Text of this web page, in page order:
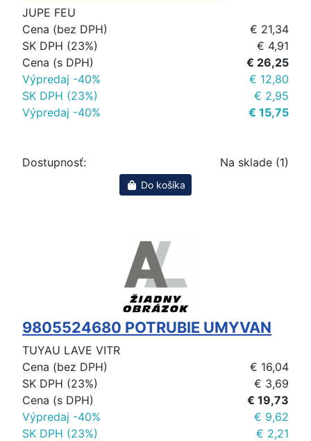
JUPE FEU
Cena (bez DPH)
€ 21,34
SK DPH (23%)
€ 4,91
Cena (s DPH)
€ 26,25
Výpredaj -40%
€ 12,80
SK DPH (23%)
€ 2,95
Výpredaj -40%
€ 15,75
Dostupnosť: Na sklade (1)
Do košíka
9805524680 POTRUBIE UMYVAN
TUYAU LAVE VITR
Cena (bez DPH)
€ 16,04
SK DPH (23%)
€ 3,69
Cena (s DPH)
€ 19,73
Výpredaj -40%
€ 9,62
SK DPH (23%)
€ 2,21